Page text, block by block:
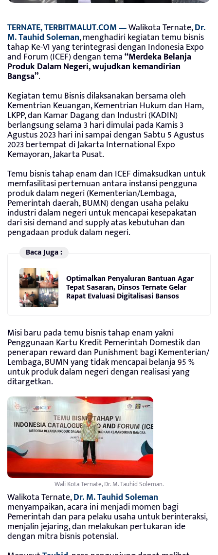
TERNATE, TERBITMALUT.COM —Walikota Ternate,Dr.
M. Tauhid Soleman, menghadiri kegiatan temu bisnis
tahap Ke-VI yang terintegrasi dengan Indonesia Expo
and Forum (ICEF) dengan tema“Merdeka Belanja
Produk Dalam Negeri, wujudkan kemandirian
Bangsa”.
Kegiatan temu Bisnis dilaksanakan bersama oleh
Kementrian Keuangan, Kementrian Hukum dan Ham,
LKPP, dan Kamar Dagang dan Industri (KADIN)
berlangsung selama 3 hari dimulai pada Kamis 3
Agustus 2023 hari ini sampai dengan Sabtu 5 Agustus
2023 bertempat di Jakarta International Expo
Kemayoran, Jakarta Pusat.
Temu bisnis tahap enam dan ICEF dimaksudkan untuk
memfasilitasi pertemuan antara instansi pengguna
produk dalam negeri (Kementerian/Lembaga,
Pemerintah daerah, BUMN) dengan usaha pelaku
industri dalam negeri untuk mencapai kesepakatan
dari sisi demand and supply atas kebutuhan dan
pengadaan produk dalam negeri.
Baca Juga :
Optimalkan Penyaluran Bantuan Agar
Tepat Sasaran, Dinsos Ternate Gelar
Rapat Evaluasi Digitalisasi Bansos
Misi baru pada temu bisnis tahap enam yakni
Penggunaan Kartu Kredit Pemerintah Domestik dan
penerapan reward dan Punishment bagi Kementerian/
Lembaga, BUMN yang tidak mencapai belanja 95 %
untuk produk dalam negeri dengan realisasi yang
ditargetkan.
Wali Kota Ternate, Dr. M. Tauhid Soleman.
Walikota Ternate,Dr. M. Tauhid Soleman
menyampaikan, acara ini menjadi momen bagi
Pemerintah dan para pelaku usaha untuk berinteraksi,
menjalin jejaring, dan melakukan pertukaran ide
dengan mitra bisnis potensial.